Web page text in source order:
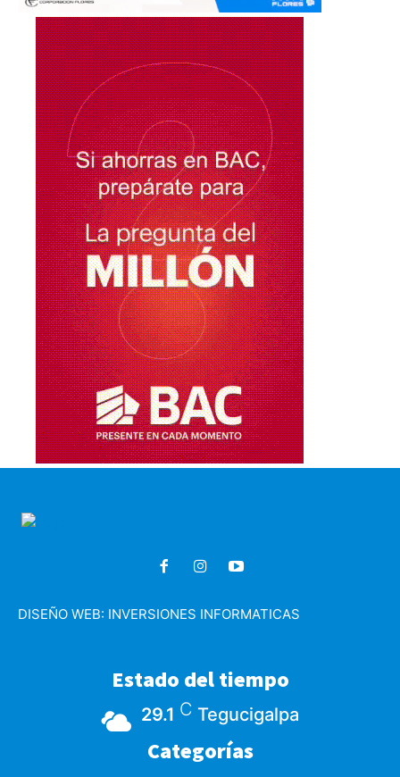
DISEÑO WEB: INVERSIONES INFORMATICAS
Estado del tiempo
29.1 C Tegucigalpa
Categorías